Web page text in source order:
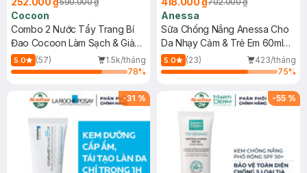
Cocoon
Combo 2 Nước Tẩy Trang Bí
Đao Cocoon Làm Sạch & Giảm
Dầu 500ml
5.0 (57)
1.5k/tháng
78%
Anessa
Sữa Chống Nắng Anessa Cho
Da Nhạy Cảm & Trẻ Em 60ml
(Mới)
5.0 (23)
423/tháng
75%
-31 % -55 %